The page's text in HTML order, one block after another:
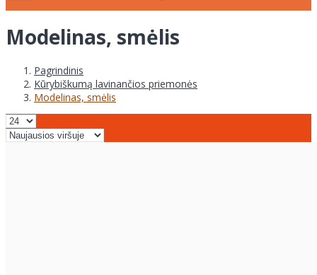
Modelinas, smėlis
Pagrindinis
Kūrybiškumą lavinančios priemonės
Modelinas, smėlis